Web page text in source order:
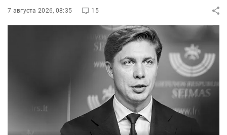
7 августа 2026, 08:35 15